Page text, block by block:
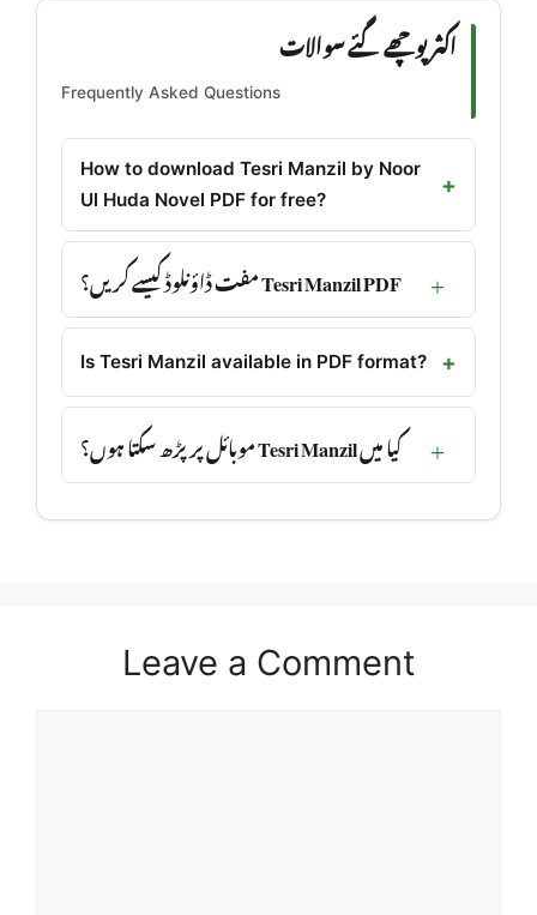
اکثر پوچھے گئے سوالات
Frequently Asked Questions
How to download Tesri Manzil by Noor
Ul Huda Novel PDF for free?
Tesri Manzil PDF مفت ڈاؤنلوڈ کیسے کریں؟
Is Tesri Manzil available in PDF format?
کیا میں Tesri Manzil موبائل پر پڑھ سکتا ہوں؟
Leave a Comment